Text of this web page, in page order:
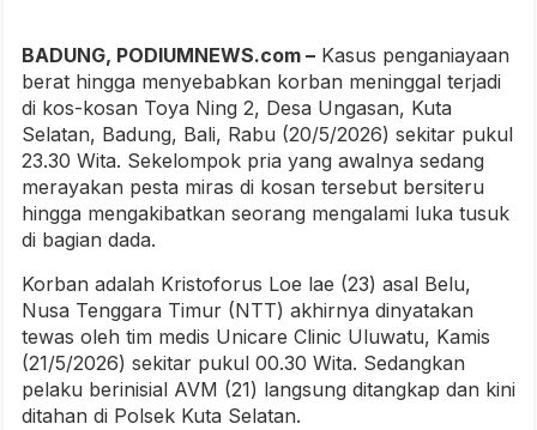
BADUNG, PODIUMNEWS.com – Kasus penganiayaan
berat hingga menyebabkan korban meninggal terjadi
di kos-kosan Toya Ning 2, Desa Ungasan, Kuta
Selatan, Badung, Bali, Rabu (20/5/2026) sekitar pukul
23.30 Wita. Sekelompok pria yang awalnya sedang
merayakan pesta miras di kosan tersebut bersiteru
hingga mengakibatkan seorang mengalami luka tusuk
di bagian dada.
Korban adalah Kristoforus Loe lae (23) asal Belu,
Nusa Tenggara Timur (NTT) akhirnya dinyatakan
tewas oleh tim medis Unicare Clinic Uluwatu, Kamis
(21/5/2026) sekitar pukul 00.30 Wita. Sedangkan
pelaku berinisial AVM (21) langsung ditangkap dan kini
ditahan di Polsek Kuta Selatan.